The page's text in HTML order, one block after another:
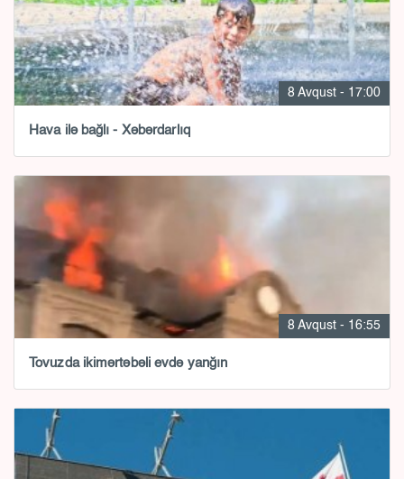
8 Avqust - 17:00
Hava ilə bağlı - Xəbərdarlıq
8 Avqust - 16:55
Tovuzda ikimərtəbəli evdə yanğın